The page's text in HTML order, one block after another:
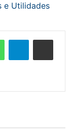
e Utilidades
WhatsAppTelegramCompartilhar via e-mail